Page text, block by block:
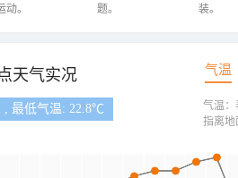
动。
题。
装。
天气实况 气温
最低气温: 22.8℃
气温：
指离地